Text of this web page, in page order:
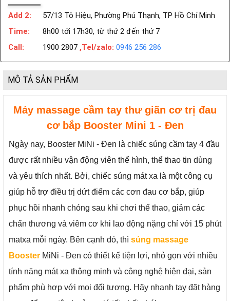
Add 2:
57/13 Tô Hiệu, Phường Phú Thạnh, TP Hồ Chí Minh
Time:
8h00 tới 17h30, từ thứ 2 đến thứ 7
Call:
1900 2807 ,Tel/zalo: 0946 256 286
MÔ TẢ SẢN PHẨM
Máy massage cầm tay thư giãn cơ trị đau
cơ bắp Booster Mini 1 - Đen
Ngày nay, Booster MiNi - Đen là chiếc súng cầm tay 4 đầu
được rất nhiều vận động viên thể hình, thể thao tin dùng
và yêu thích nhất. Bởi, chiếc súng mát xa là một công cụ
giúp hỗ trợ điều trị dứt điểm các cơn đau cơ bắp, giúp
phục hồi nhanh chóng sau khi chơi thể thao, giảm các
chấn thương và viêm cơ khi lao động nặng chỉ với 15 phút
matxa mỗi ngày. Bên cạnh đó, thì súng massage
Booster MiNi - Đen có thiết kế tiện lợi, nhỏ gọn với nhiều
tính năng mát xa thông minh và công nghệ hiện đại, sản
phẩm phù hợp với mọi đối tượng. Hãy nhanh tay đặt hàng